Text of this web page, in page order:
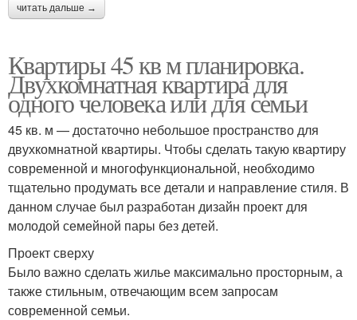
читать дальше →
Квартиры 45 кв м планировка.
Двухкомнатная квартира для
одного человека или для семьи
45 кв. м — достаточно небольшое пространство для
двухкомнатной квартиры. Чтобы сделать такую квартиру
современной и многофункциональной, необходимо
тщательно продумать все детали и направление стиля. В
данном случае был разработан дизайн проект для
молодой семейной пары без детей.
Проект сверху
Было важно сделать жилье максимально просторным, а
также стильным, отвечающим всем запросам
современной семьи.